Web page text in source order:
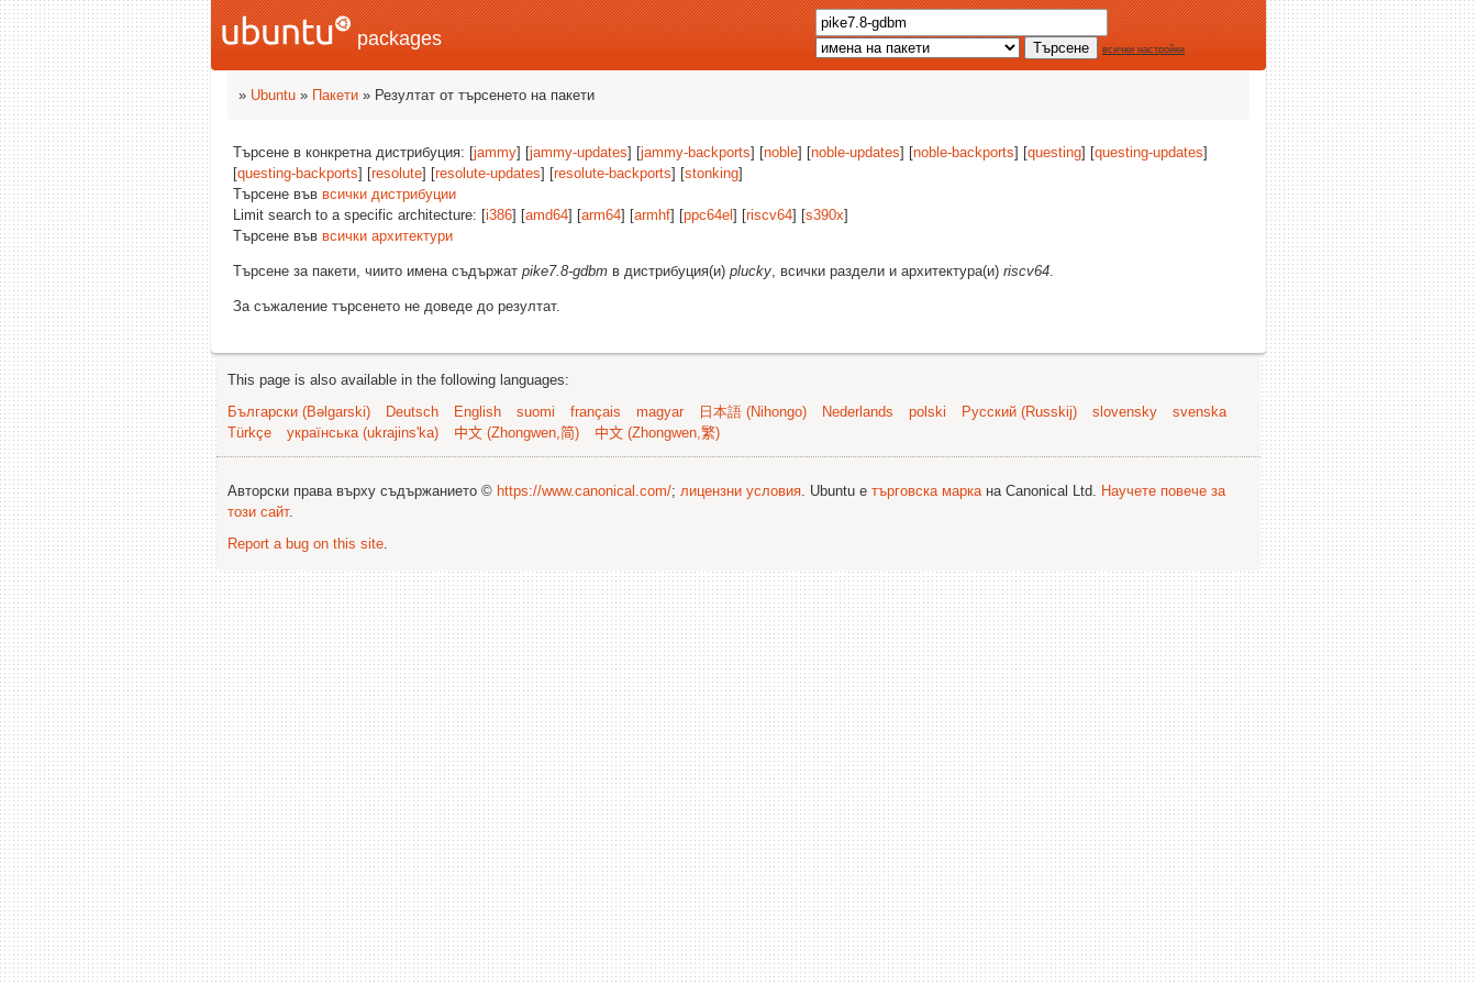
packages всички настройки
» Ubuntu » Пакети » Резултат от търсенето на пакети
Търсене в конкретна дистрибуция: [jammy] [jammy-updates] [jammy-backports] [noble] [noble-updates] [noble-backports] [questing] [questing-updates]
[questing-backports] [resolute] [resolute-updates] [resolute-backports] [stonking]
Търсене във всички дистрибуции
Limit search to a specific architecture: [i386] [amd64] [arm64] [armhf] [ppc64el ] [riscv64] [s390x]
Търсене във всички архитектури
Търсене за пакети, чиито имена съдържат pike7.8-gdbm в дистрибуция(и) plucky, всички раздели и архитектура(и) riscv64.
За съжаление търсенето не доведе до резултат.
This page is also available in the following languages:
Български (Bəlgarski)
Deutsch English suomi français magyar 日本語 (Nihongo) Nederlands polski Русский (Russkij) slovensky
svenska
Türkçe
українська (ukrajins'ka) 中文 (Zhongwen,简) 中文 (Zhongwen,繁)
Авторски права върху съдържанието © https://www.canonical.com/; лицензни условия. Ubuntu е търговска маркана Canonical Ltd. Научете повече за
този сайт.
Report a bug on this site.